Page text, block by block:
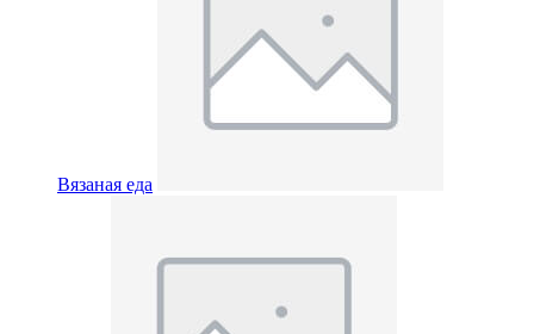
Вязаная еда